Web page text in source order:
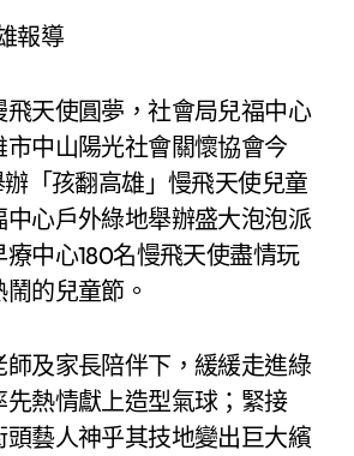
報導
天使圓夢，社會局兒福中心
中山陽光社會關懷協會今
辦「孩翻高雄」慢飛天使兒童
中心戶外綠地舉辦盛大泡泡派
中心180名慢飛天使盡情玩
的兒童節。
及家長陪伴下，緩緩走進綠
熱情獻上造型氣球；緊接
頭藝人神乎其技地變出巨大繽